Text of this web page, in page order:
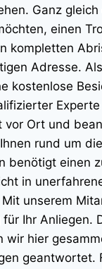
Ganz gleich
einen
kompletten
Adresse.
kostenlose
vor Ort und
rund um
benötigt einen
in
unserem
Ihr Anliegen.
wir hier
geantwortet.